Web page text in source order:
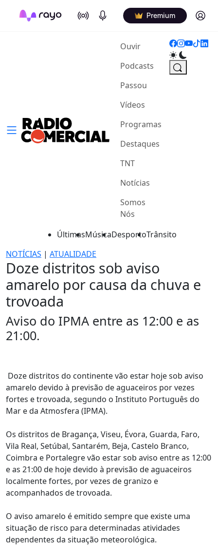
On Air Podcasts Premium Log in
Ouvir(current)
Podcasts
Passou
Vídeos
Programas
Destaques
TNT
Notícias
Somos
Nós
ÚltimasMúsicaDesportoTrânsito
NOTÍCIAS | ATUALIDADE
Doze distritos sob aviso
amarelo por causa da chuva e
trovoada
Aviso do IPMA entre as 12:00 e as
21:00.
Doze distritos do continente vão estar hoje sob aviso
amarelo devido à previsão de aguaceiros por vezes
fortes e trovoada, segundo o Instituto Português do
Mar e da Atmosfera (IPMA).
Os distritos de Bragança, Viseu, Évora, Guarda, Faro,
Vila Real, Setúbal, Santarém, Beja, Castelo Branco,
Coimbra e Portalegre vão estar sob aviso entre as 12:00
e as 21:00 de hoje devido à previsão de aguaceiros
localmente fortes, por vezes de granizo e
acompanhados de trovoada.
O aviso amarelo é emitido sempre que existe uma
situação de risco para determinadas atividades
dependentes da situação meteorológica.